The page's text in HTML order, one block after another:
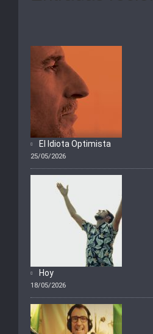
El Idiota Optimista
25/05/2026
Hoy
18/05/2026